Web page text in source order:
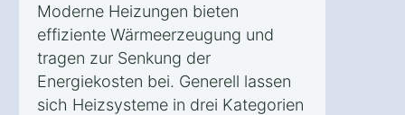
Moderne Heizungen bieten
effiziente Wärmeerzeugung und
tragen zur Senkung der
Energiekosten bei. Generell lassen
sich Heizsysteme in drei Kategorien